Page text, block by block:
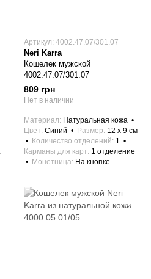
Артикул: 4002.47.07/301.07
Neri Karra
Кошелек мужской
4002.47.07/301.07
809 грн
Нет в наличии
Материал
Натуральная кожа
Цвет Синий Размер 12 x 9 см
Количество отделений 1
Карманы для карт 1 отделение
Монетница На кнопке